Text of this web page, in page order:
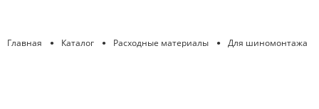
Главная Каталог Расходные материалы Для шиномонтажа